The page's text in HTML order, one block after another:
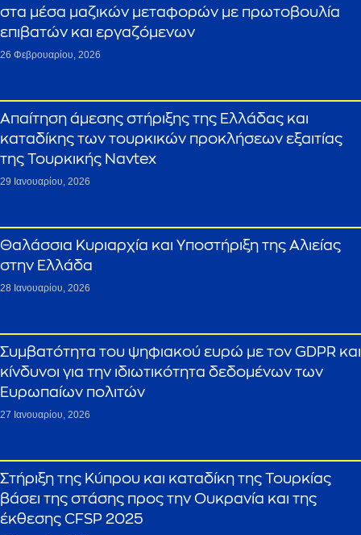
στα μέσα μαζικών μεταφορών με πρωτοβουλία
επιβατών και εργαζόμενων
26 Φεβρουαρίου, 2026
Απαίτηση άμεσης στήριξης της Ελλάδας και
καταδίκης των τουρκικών προκλήσεων εξαιτίας
της Τουρκικής Navtex
29 Ιανουαρίου, 2026
Θαλάσσια Κυριαρχία και Υποστήριξη της Αλιείας
στην Ελλάδα
28 Ιανουαρίου, 2026
Συμβατότητα του ψηφιακού ευρώ με τον GDPR και
κίνδυνοι για την ιδιωτικότητα δεδομένων των
Ευρωπαίων πολιτών
27 Ιανουαρίου, 2026
Στήριξη της Κύπρου και καταδίκη της Τουρκίας
βάσει της στάσης προς την Ουκρανία και της
έκθεσης CFSP 2025